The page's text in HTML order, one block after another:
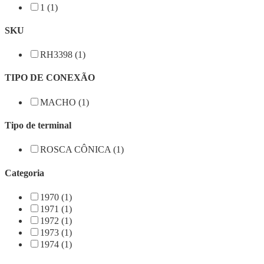
1 (1)
SKU
RH3398 (1)
TIPO DE CONEXÃO
MACHO (1)
Tipo de terminal
ROSCA CÔNICA (1)
Categoria
1970 (1)
1971 (1)
1972 (1)
1973 (1)
1974 (1)